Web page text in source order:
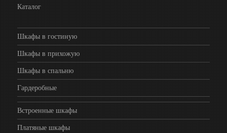
Каталог
Шкафы в гостиную
Шкафы в прихожую
Шкафы в спальню
Гардеробные
Встроенные шкафы
Платяные шкафы